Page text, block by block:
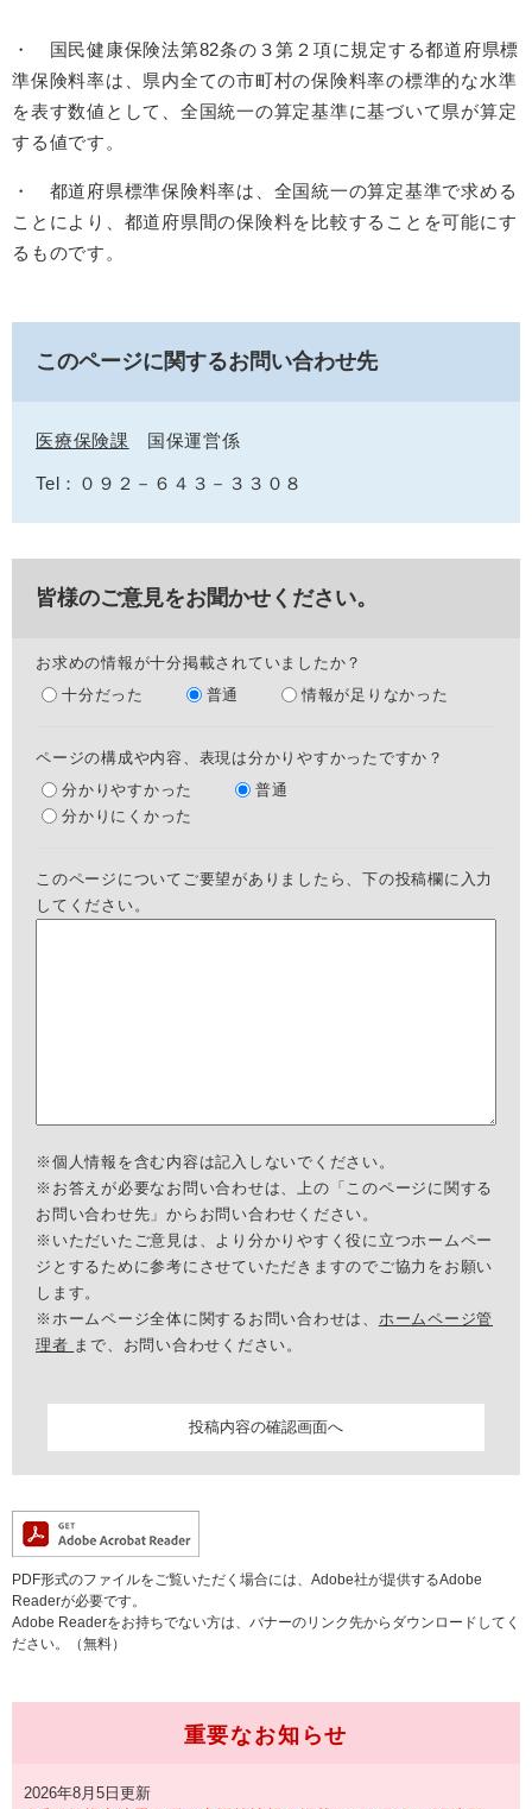
・ 国民健康保険法第82条の３第２項に規定する都道府県標
準保険料率は、県内全ての市町村の保険料率の標準的な水準
を表す数値として、全国統一の算定基準に基づいて県が算定
する値です。
・ 都道府県標準保険料率は、全国統一の算定基準で求める
ことにより、都道府県間の保険料を比較することを可能にす
るものです。
このページに関するお問い合わせ先
医療保険課 国保運営係
Tel：０９２－６４３－３３０８
皆様のご意見をお聞かせください。
お求めの情報が十分掲載されていましたか？
十分だった
普通 情報が足りなかった
ページの構成や内容、表現は分かりやすかったですか？
分かりやすかった
普通
分かりにくかった
このページについてご要望がありましたら、下の投稿欄に入力
してください。
※個人情報を含む内容は記入しないでください。
※お答えが必要なお問い合わせは、上の「このページに関する
お問い合わせ先」からお問い合わせください。
※いただいたご意見は、より分かりやすく役に立つホームペー
ジとするために参考にさせていただきますのでご協力をお願い
します。
※ホームページ全体に関するお問い合わせは、 ホームページ管
理者 まで、お問い合わせください。
PDF形式のファイルをご覧いただく場合には、Adobe社が提供するAdobe
Readerが必要です。
Adobe Readerをお持ちでない方は、バナーのリンク先からダウンロードしてく
ださい。（無料）
重要なお知らせ
2026年8月5日更新